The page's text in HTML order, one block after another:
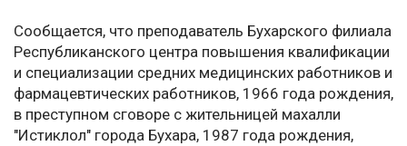
Сообщается, что преподаватель Бухарского филиала
Республиканского центра повышения квалификации
и специализации средних медицинских работников и
фармацевтических работников, 1966 года рождения,
в преступном сговоре с жительницей махалли
"Истиклол" города Бухара, 1987 года рождения,